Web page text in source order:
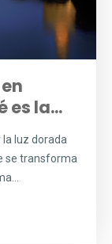
es la...
luz dorada
se transforma